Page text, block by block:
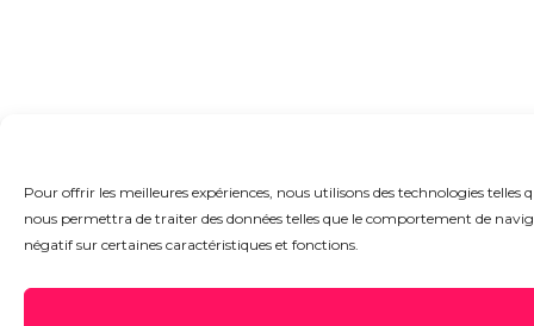
Pour offrir les meilleures expériences, nous utilisons des technologies
nous permettra de traiter des données telles que le comportement de
négatif sur certaines caractéristiques et fonctions.